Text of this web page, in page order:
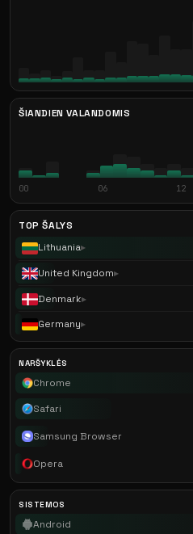
ŠIANDIEN VALANDOMIS
00 06 12
TOP ŠALYS
Lithuania▶
United Kingdom▶
Denmark▶
Germany▶
NARŠYKLĖS
Chrome
Safari
Samsung Browser
Opera
SISTEMOS
Android